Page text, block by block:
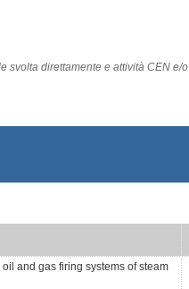
svolta direttamente e attività CEN e/o
and gas firing systems of steam